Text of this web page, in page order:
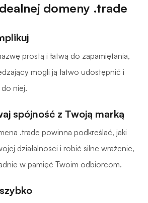
domeny .trade
prostą i łatwą do zapamiętania,
mogli ją łatwo udostępnić i
niej.
spójność z Twoją marką
.trade powinna podkreślać, jaki
działalności i robić silne wrażenie,
w pamięć Twoim odbiorcom.